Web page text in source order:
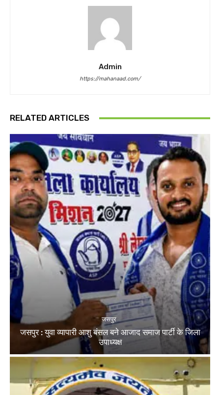
Admin
https://mahanaad.com/
RELATED ARTICLES
जसपुर
जसपुर : युवा व्यापारी आशु बंसल बने आजाद समाज पार्टी के जिला
उपाध्यक्ष